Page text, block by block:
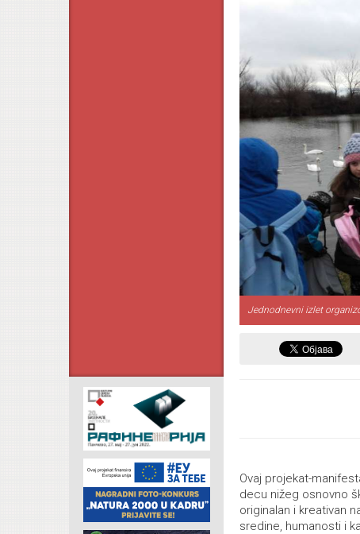
Jednodnevni izlet
Ovaj projekat-
decu nižeg osnovno
originalan i kreativan
sredine, humanosti i